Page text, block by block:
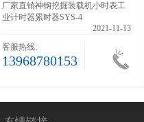
厂家直销神钢挖掘装载机小时表工
业计时器累时器SYS-4
2021-11-13
客服热线:
13968780153